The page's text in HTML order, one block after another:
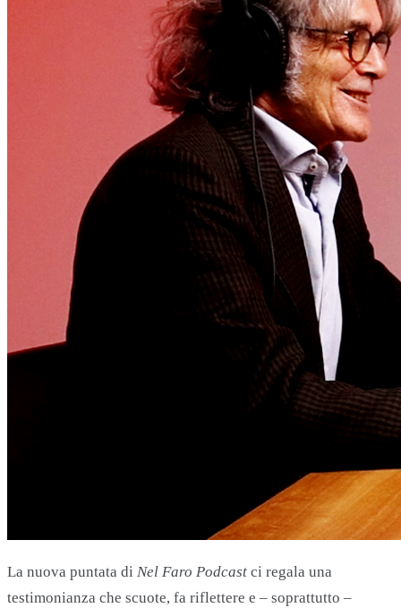
La nuova puntata di Nel Faro Podcast ci regala una
testimonianza che scuote, fa riflettere e – soprattutto –